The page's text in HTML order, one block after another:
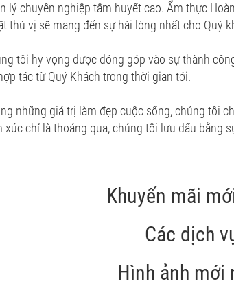
lý chuyên nghiệp tâm huyết cao. Ẩm thực
thú vị sẽ mang đến sự hài lòng nhất cho Quý
tôi hy vọng được đóng góp vào sự thành
tác từ Quý Khách trong thời gian tới.
những giá trị làm đẹp cuộc sống, chúng tôi
xúc chỉ là thoáng qua, chúng tôi lưu dấu bằng
Khuyến mãi
Các dịch
Hình ảnh mới